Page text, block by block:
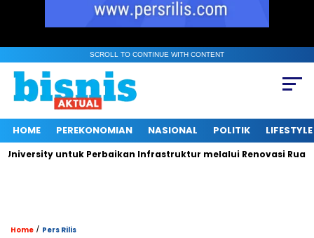
SCROLL TO CONTINUE WITH CONTENT
HOME PEREKONOMIAN NASIONAL POLITIK LIFESTYLE
untuk Perbaikan Infrastruktur melalui Renovasi Ruang
Home / Pers Rilis